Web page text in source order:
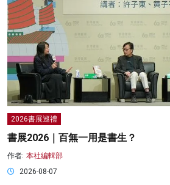
2026書展巡禮
書展2026｜百無一用是書生？
作者: 本社編輯部
2026-08-07